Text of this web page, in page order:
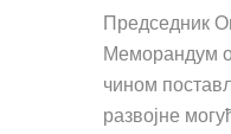
Председник
Меморандум
чином
развојне